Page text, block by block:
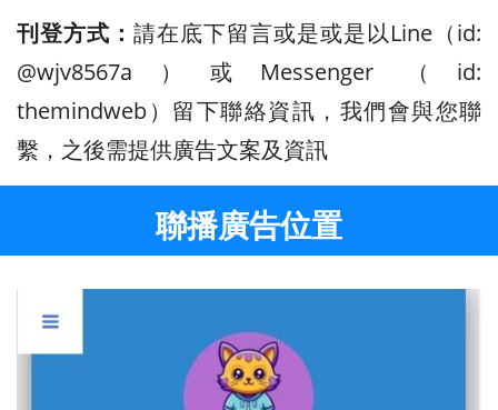
刊登方式： 請在底下留言或是或是以Line（id:
@wjv8567a ）或Messenger （id:
themindweb）留下聯絡資訊，我們會與您聯
繫，之後需提供廣告文案及資訊
聯播廣告位置